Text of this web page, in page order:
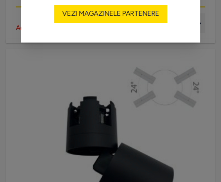
VEZI MAGAZINELE PARTENERE
Autentifică-te pentru preț